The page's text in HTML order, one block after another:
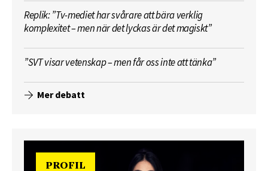
Replik: ”Tv-mediet har svårare att bära verklig
komplexitet – men när det lyckas är det magiskt”
”SVT visar vetenskap – men får oss inte att tänka”
Mer debatt
PROFIL